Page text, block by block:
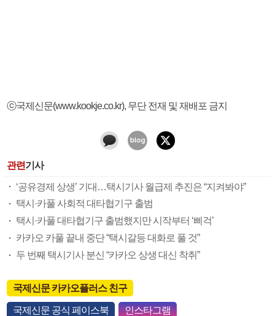
ⓒ국제신문(www.kookje.co.kr), 무단 전재 및 재배포 금지
관련기사
‘공유경제 상생’ 기대…택시기사 월급제 추진은 “지켜봐야”
택시·카풀 사회적 대타협기구 출범
택시·카풀 대타협기구 출범했지만 시작부터 ‘삐걱’
카카오 카풀 끝내 중단 “택시갈등 대화로 풀 것”
두 번째 택시기사 분신 “카카오 상생 대신 착취”
국제신문 카카오플러스 친구
국제신문 공식 페이스북 인스타그램